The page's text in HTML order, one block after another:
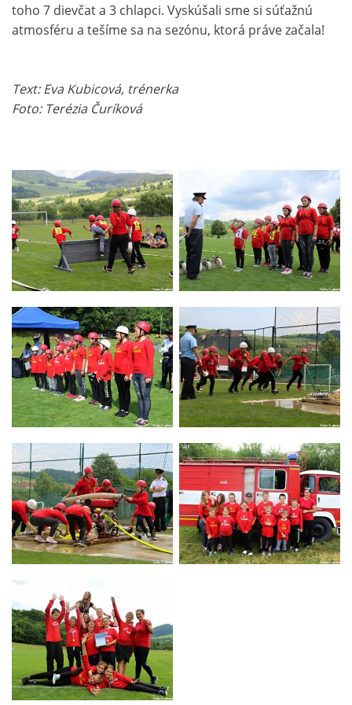
toho 7 dievčat a 3 chlapci. Vyskúšali sme si súťažnú
atmosféru a tešíme sa na sezónu, ktorá práve začala!
Text: Eva Kubicová, trénerka
Foto: Terézia Čuríková